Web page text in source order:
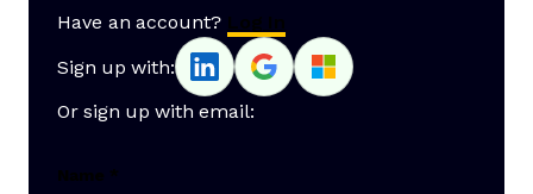
Have an account? Log In
Sign up with:
Or sign up with email:
Name *